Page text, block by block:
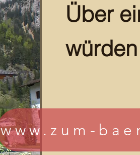
www.zum-
Über